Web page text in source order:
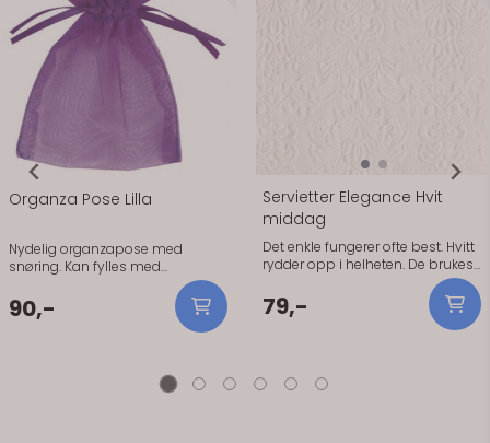
Organza Pose Lilla
Nydelig organzapose med
snøring. Kan fylles med
bryllupskonfetti/ris, eller brukes
som favours med litt sjokolade i
til hver gjest. 100mm x 75mm. 10
90,-
Servietter Elegance Hvit
middag
Det enkle fungerer ofte best. Hvitt
rydder opp i helheten. De brukes
når du vil ha et rent og oversiktlig
bord. Holder seg pene gjennom
middagen og er enkle å brette.
eller pynt som skal synes.
79,-